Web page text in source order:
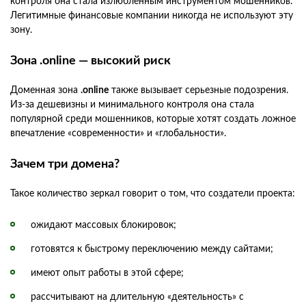
Легитимные финансовые компании никогда не используют эту
зону.
Зона .online — высокий риск
Доменная зона .online также вызывает серьезные подозрения.
Из-за дешевизны и минимального контроля она стала
популярной среди мошенников, которые хотят создать ложное
впечатление «современности» и «глобальности».
Зачем три домена?
Такое количество зеркал говорит о том, что создатели проекта:
ожидают массовых блокировок;
готовятся к быстрому переключению между сайтами;
имеют опыт работы в этой сфере;
рассчитывают на длительную «деятельность» с